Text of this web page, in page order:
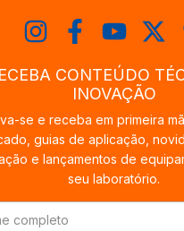
CONTEÚDO
INOVAÇÃO
se e receba em primeira
guias de aplicação,
e lançamentos de
seu laboratório.